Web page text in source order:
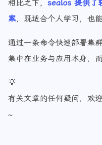
相比之下， sealos 提供了
案，既适合个人学习，也
通过一条命令快速部署集
集中在业务与应用本身，
💡
有关文章的任何疑问，欢